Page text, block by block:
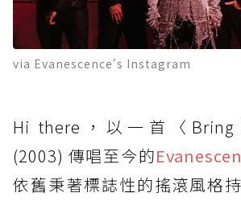
via Evanescence's Instagram
Hi there，以一首〈Bring
(2003) 傳唱至今的
依舊秉著標誌性的搖滾風格